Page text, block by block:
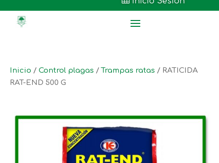
Inicio / Control plagas /Trampas ratas / RATICIDA
RAT-END 500 G